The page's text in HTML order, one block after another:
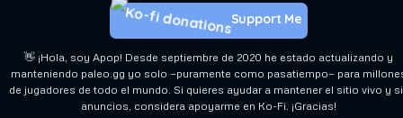
👋 ¡Hola, soy Apop! Desde septiembre de 2020 he estado actualizando y
manteniendo paleo.gg yo solo —puramente como pasatiempo— para
de jugadores de todo el mundo. Si quieres ayudar a mantener el sitio vivo y
anuncios, considera apoyarme en Ko-Fi. ¡Gracias!
Support Me